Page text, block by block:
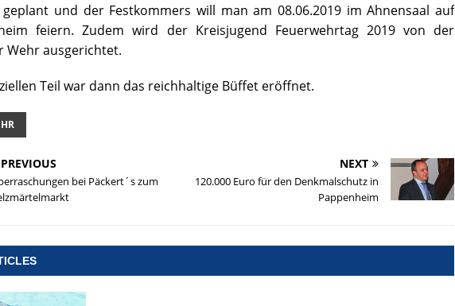
und der Festkommers will man am 08.06.2019 im Ahnensaal auf
feiern. Zudem wird der Kreisjugend Feuerwehrtag 2019 von der
Wehr ausgerichtet.
Teil war dann das reichhaltige Büffet eröffnet.
PREVIOUS
bei Päckert´s zum
NEXT
120.000 Euro für den Denkmalschutz in
Pappenheim